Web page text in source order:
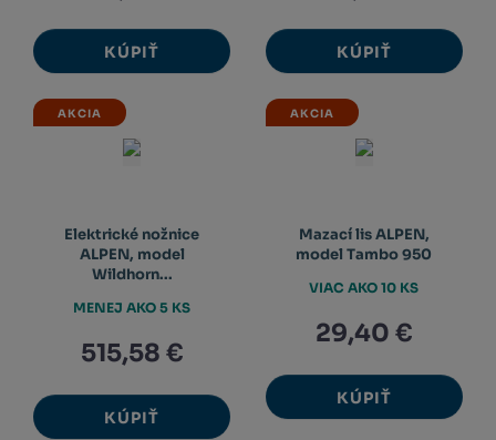
KÚPIŤ KÚPIŤ
AKCIA
Elektrické nožnice
ALPEN, model
Wildhorn...
515,58 €
KÚPIŤ
MENEJ AKO 5 KS
AKCIA
Mazací lis ALPEN,
model Tambo 950
29,40 €
KÚPIŤ
VIAC AKO 10 KS